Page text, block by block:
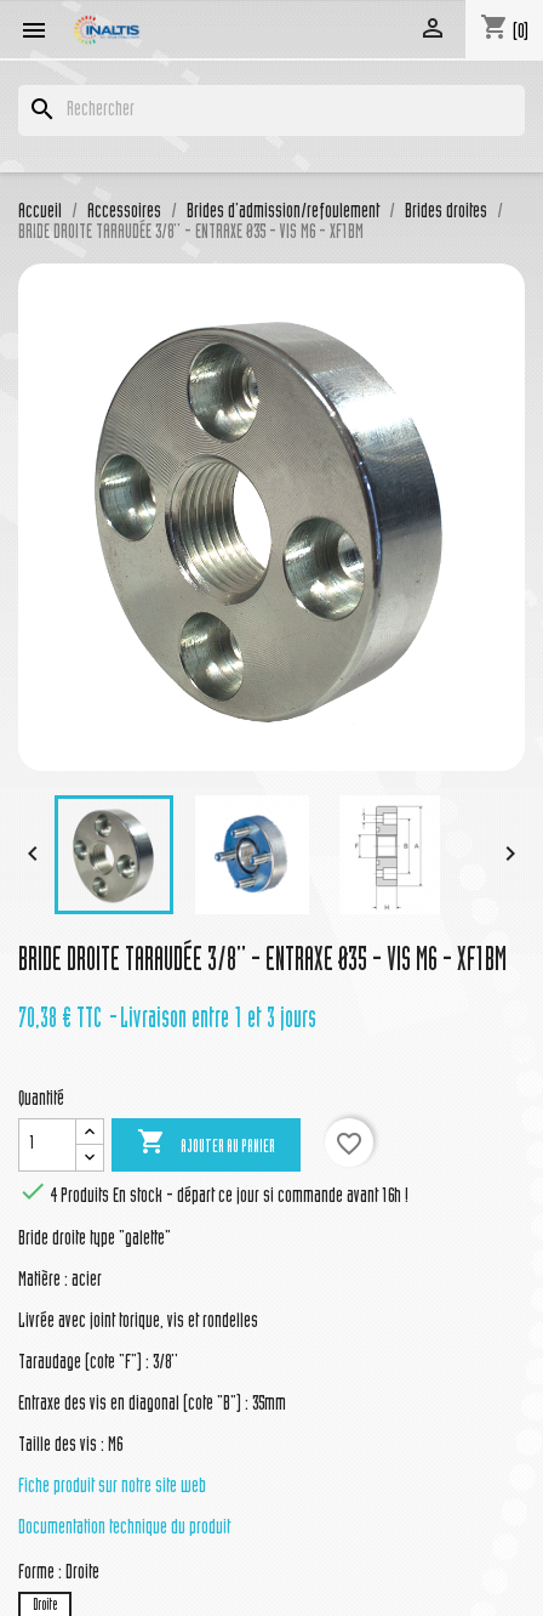
 shopping_cart (0)

search
Accueil Accessoires Brides d'admission/refoulement
Brides droites
BRIDE DROITE TARAUDÉE 3/8'' - ENTRAXE Ø35 - VIS M6 - XF1BM
 
BRIDE DROITE TARAUDÉE 3/8'' - ENTRAXE Ø35 - VIS M6 - XF1BM
70,38 € TTC Livraison entre 1 et 3 jours
Quantité
 AJOUTER AU PANIER
favorite_border
 4 Produits En stock - départ ce jour si commande avant 16h !
Bride droite type "galette"
Matière : acier
Livrée avec joint torique, vis et rondelles
Taraudage (cote "F") : 3/8''
Entraxe des vis en diagonal (cote "B") : 35mm
Taille des vis : M6
Fiche produit sur notre site web
Documentation technique du produit
Forme : Droite
Droite